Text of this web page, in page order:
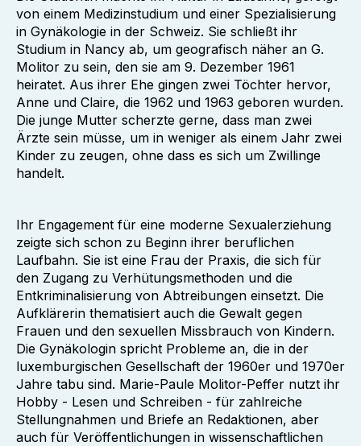
von einem Medizinstudium und einer Spezialisierung
in Gynäkologie in der Schweiz. Sie schließt ihr
Studium in Nancy ab, um geografisch näher an G.
Molitor zu sein, den sie am 9. Dezember 1961
heiratet. Aus ihrer Ehe gingen zwei Töchter hervor,
Anne und Claire, die 1962 und 1963 geboren wurden.
Die junge Mutter scherzte gerne, dass man zwei
Ärzte sein müsse, um in weniger als einem Jahr zwei
Kinder zu zeugen, ohne dass es sich um Zwillinge
handelt.
Ihr Engagement für eine moderne Sexualerziehung
zeigte sich schon zu Beginn ihrer beruflichen
Laufbahn. Sie ist eine Frau der Praxis, die sich für
den Zugang zu Verhütungsmethoden und die
Entkriminalisierung von Abtreibungen einsetzt. Die
Aufklärerin thematisiert auch die Gewalt gegen
Frauen und den sexuellen Missbrauch von Kindern.
Die Gynäkologin spricht Probleme an, die in der
luxemburgischen Gesellschaft der 1960er und 1970er
Jahre tabu sind. Marie-Paule Molitor-Peffer nutzt ihr
Hobby - Lesen und Schreiben - für zahlreiche
Stellungnahmen und Briefe an Redaktionen, aber
auch für Veröffentlichungen in wissenschaftlichen